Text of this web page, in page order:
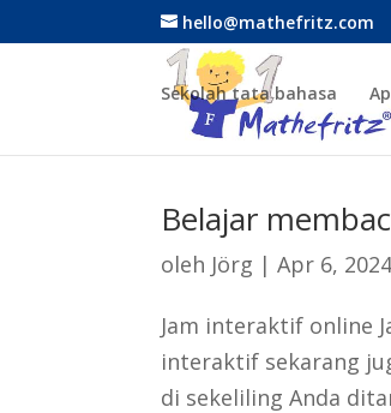
hello@mathefritz.com
Sekolah tata bahasa
Belajar
oleh Jörg |Apr 6,
Jam interaktif online
interaktif sekarang
di sekeliling Anda